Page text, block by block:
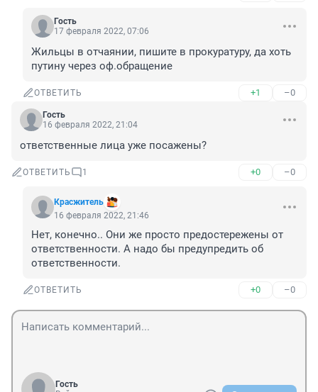
Гость
17 февраля 2022, 07:06
Жильцы в отчаянии, пишите в прокуратуру, да хоть
путину через оф.обращение
ОТВЕТИТЬ +1 –0
Гость
16 февраля 2022, 21:04
ответственные лица уже посажены?
ОТВЕТИТЬ 1 +0 –0
Красжитель
16 февраля 2022, 21:46
Нет, конечно.. Они же просто предостережены от
ответственности. А надо бы предупредить об
ответственности.
ОТВЕТИТЬ +0 –0
Гость